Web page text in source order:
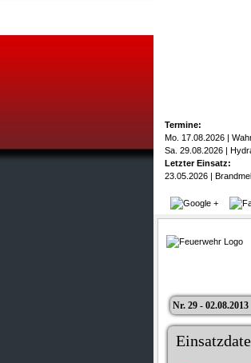
Termine:
Mo. 17.08.2026 |
Sa. 29.08.2026 |
Letzter Einsatz:
23.05.2026 |
Nr. 29 - 02.08.2013